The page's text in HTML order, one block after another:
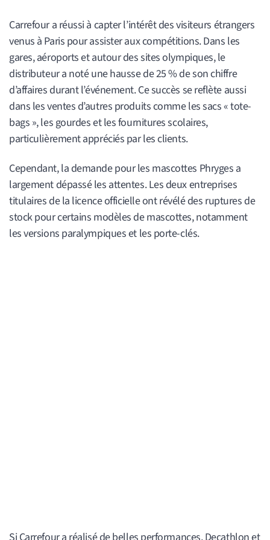
Carrefour a réussi à capter l’intérêt des visiteurs étrangers
venus à Paris pour assister aux compétitions. Dans les
gares, aéroports et autour des sites olympiques, le
distributeur a noté une hausse de 25 % de son chiffre
d’affaires durant l’événement. Ce succès se reflète aussi
dans les ventes d’autres produits comme les sacs « tote-
bags », les gourdes et les fournitures scolaires,
particulièrement appréciés par les clients.
Cependant, la demande pour les mascottes Phryges a
largement dépassé les attentes. Les deux entreprises
titulaires de la licence officielle ont révélé des ruptures de
stock pour certains modèles de mascottes, notamment
les versions paralympiques et les porte-clés.